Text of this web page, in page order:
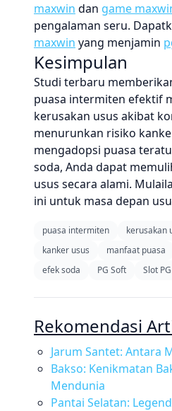
maxwin dan game
pengalaman seru.
maxwin yang menjamin
Kesimpulan
Studi terbaru
puasa intermiten efektif
kerusakan usus akibat
menurunkan risiko
mengadopsi puasa
soda, Anda dapat
usus secara alami.
ini untuk masa depan
puasa intermiten kerusakan
kanker usus
manfaat puasa
efek soda
PG Soft Slot
Rekomendasi
Jarum Santet: Antara
Bakso: Kenikmatan
Mendunia
Pantai Selatan: